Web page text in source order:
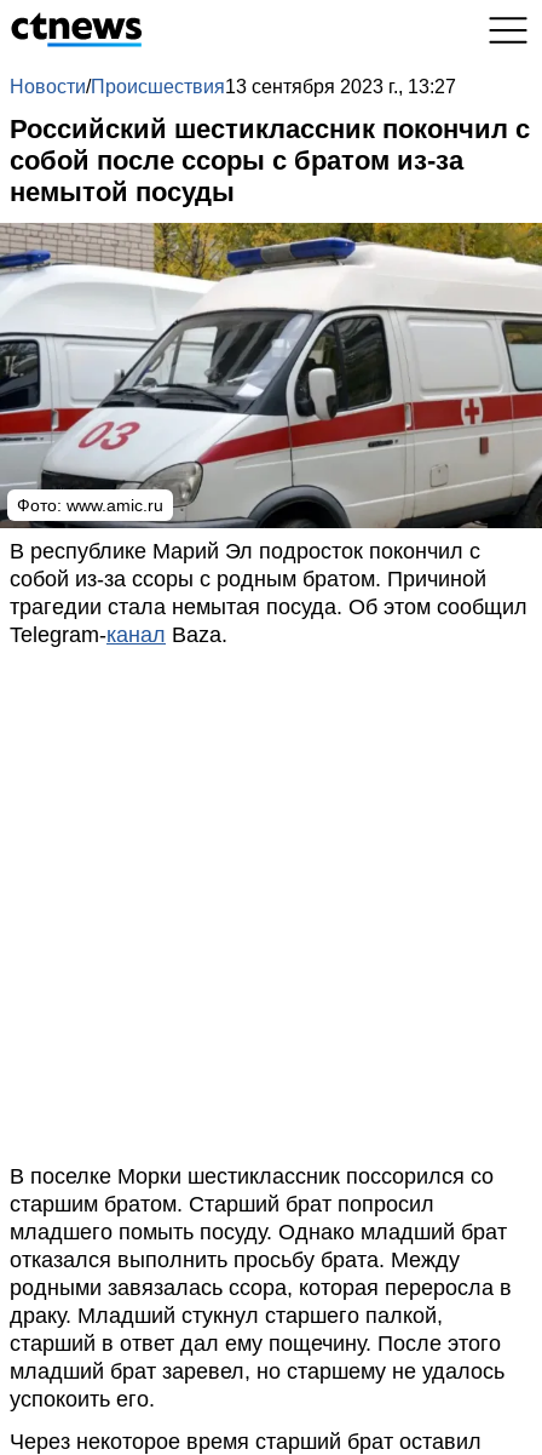
Новости/Происшествия13 сентября 2023 г., 13:27
Российский шестиклассник покончил с
собой после ссоры с братом из-за
немытой посуды
Фото: www.amic.ru
В республике Марий Эл подросток покончил с
собой из-за ссоры с родным братом. Причиной
трагедии стала немытая посуда. Об этом сообщил
Telegram-канал Baza.
В поселке Морки шестиклассник поссорился со
старшим братом. Старший брат попросил
младшего помыть посуду. Однако младший брат
отказался выполнить просьбу брата. Между
родными завязалась ссора, которая переросла в
драку. Младший стукнул старшего палкой,
старший в ответ дал ему пощечину. После этого
младший брат заревел, но старшему не удалось
успокоить его.
Через некоторое время старший брат оставил